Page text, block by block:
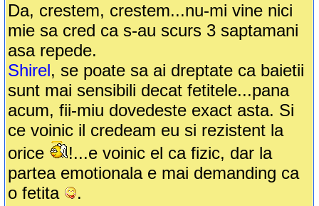
Da, crestem, crestem...nu-mi vine nici
mie sa cred ca s-au scurs 3 saptamani
asa repede.
Shirel, se poate sa ai dreptate ca baietii
sunt mai sensibili decat fetitele...pana
acum, fii-miu dovedeste exact asta. Si
ce voinic il credeam eu si rezistent la
orice
!...e voinic el ca fizic, dar la
partea emotionala e mai demanding ca
o fetita
.